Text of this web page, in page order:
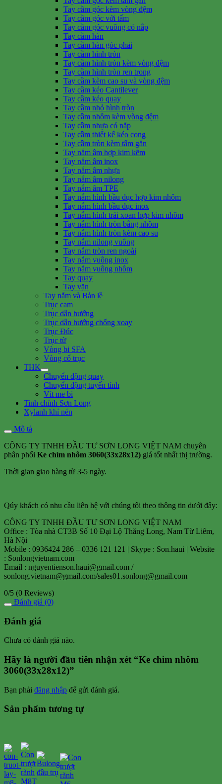
Tay cầm góc kèm vòng đệm
Tay cầm góc với tấm
Tay cầm góc vuông có nắp
Tay cầm hàn
Tay cầm hàn góc phải
Tay cầm hình tròn
Tay cầm hình tròn kèm vòng đệm
Tay cầm hình tròn ren trong
Tay cầm kèm cao su và vòng đệm
Tay cầm kéo Cantilever
Tay cầm kéo quay
Tay cầm nhỏ hình tròn
Tay cầm nhôm kèm vòng đệm
Tay cầm nhựa có nắp
Tay cầm thiết kế kéo cong
Tay cầm tròn kèm tấm gắn
Tay nắm âm hợp kim kẽm
Tay nắm âm inox
Tay nắm âm nhựa
Tay nắm âm nilong
Tay nắm âm TPE
Tay nắm hình bầu dục hợp kim nhôm
Tay nắm hình bầu dục inox
Tay nắm hình trái xoan hợp kim nhôm
Tay nắm hình tròn bằng nhôm
Tay nắm hình tròn kèm cao su
Tay nắm nilong vuông
Tay nắm tròn ren ngoài
Tay nắm vuông inox
Tay nắm vuông nhôm
Tay quay
Tay vặn
Tay nắm và Bản lề
Trục cam
Trục dẫn hướng
Trục dẫn hướng chống xoay
Trục Đúc
Trục từ
Vòng bi SFA
Vòng cổ trục
THK
Chuyển động quay
Chuyển động tuyến tính
Vít me bi
Tinh chỉnh Sơn Long
Xylanh khí nén
Mô tả
CÔNG TY TNHH ĐẦU TƯ SƠN LONG VIỆT NAM chuyên
phân phối Ke chìm nhôm 3060(33x28x12) giá tốt nhất thị trường.
Thời gian giao hàng từ 3-5 ngày.
Qúy khách có nhu cầu liên hệ với chúng tôi theo thông tin dưới đây:
CÔNG TY TNHH ĐẦU TƯ SƠN LONG VIỆT NAM
Office : Tòa nhà CT3B Số 10 Đại Lộ Thăng Long, Nam Từ Liêm,
Hà Nội
Mobile : 0936424 286 – 0336 121 121 | Skype : Son.haui | Website
: Sonlongvietnam.com
Email : nguyentienson.haui@gmail.com /
sonlong.vietnam@gmail.com/sales01.sonlong@gmail.com
0/5 (0 Reviews)
Đánh giá (0)
Đánh giá
Chưa có đánh giá nào.
Hãy là người đầu tiên nhận xét “Ke chìm nhôm
3060(33x28x12)”
Bạn phải đăng nhập để gửi đánh giá.
Sản phẩm tương tự